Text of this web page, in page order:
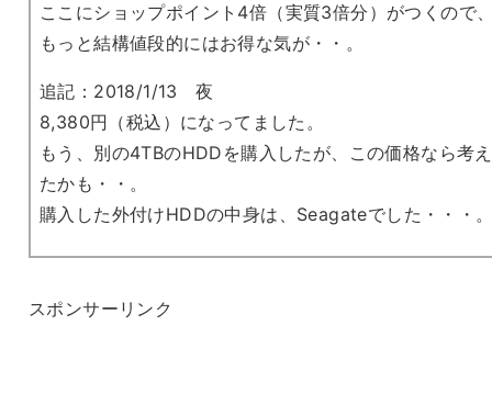
ここにショップポイント4倍（実質3倍分）がつくので
もっと結構値段的にはお得な気が・・。
追記：2018/1/13 夜
8,380円（税込）になってました。
もう、別の4TBのHDDを購入したが、この価格なら考え
たかも・・。
購入した外付けHDDの中身は、Seagateでした・・・
スポンサーリンク